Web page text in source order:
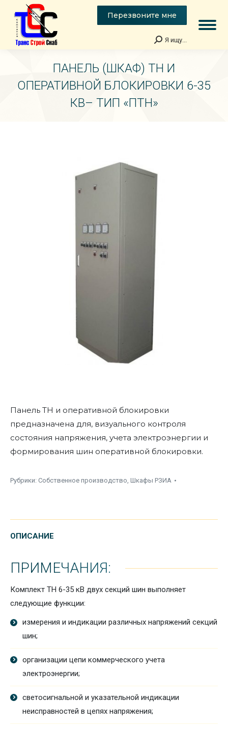
Перезвоните мне
Поиск:
Я ищу...
ПАНЕЛЬ (ШКАФ) ТН И
ОПЕРАТИВНОЙ БЛОКИРОВКИ 6-35
КВ– ТИП «ПТН»
Панель ТН и оперативной блокировки
предназначена для, визуального контроля
состояния напряжения, учета электроэнергии и
формирования шин оперативной блокировки.
Рубрики: Собственное производство, Шкафы РЗИА
ОПИСАНИЕ
ПРИМЕЧАНИЯ:
Комплект ТН 6-35 кВ двух секций шин выполняет
следующие функции:
измерения и индикации различных напряжений секций
шин;
организации цепи коммерческого учета
электроэнергии;
светосигнальной и указательной индикации
неисправностей в цепях напряжения;